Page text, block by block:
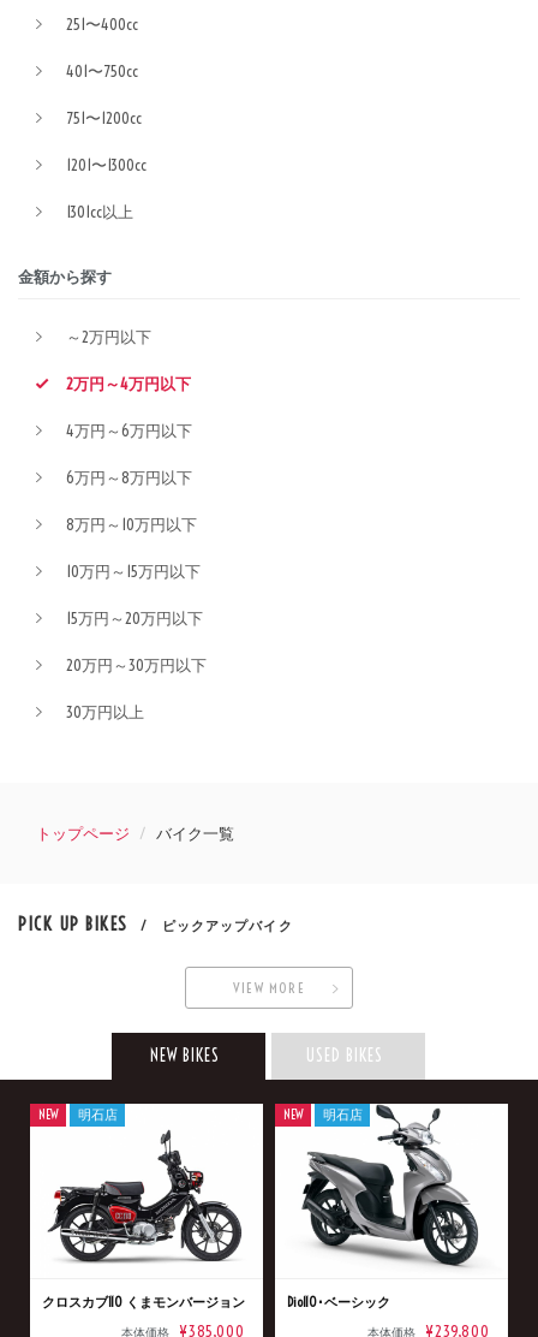
251〜400cc
401〜750cc
751〜1200cc
1201〜1300cc
1301cc以上
金額から探す
～2万円以下
2万円～4万円以下
4万円～6万円以下
6万円～8万円以下
8万円～10万円以下
10万円～15万円以下
15万円～20万円以下
20万円～30万円以下
30万円以上
トップページ バイク一覧
PICK UP BIKES / ピックアップバイク
VIEW MORE
NEW BIKES USED BIKES
クロスカブ110 くまモンバージョン
本体価格 ¥385,000
NEW 明石店
Dio110･ベーシック
本体価格 ¥239,800
NEW 明石店